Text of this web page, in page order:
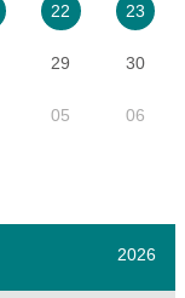
22 23
29 30
05 06
2026